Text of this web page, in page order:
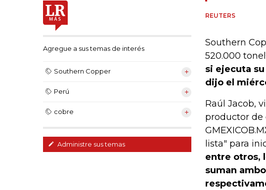
Agregue a sus temas de interés
Southern Copper
Perú
cobre
Administre sus temas
REUTERS
Southern
520.000
si ejecuta
dijo el
Raúl Jacob,
productor de
lista" para
entre otros,
suman